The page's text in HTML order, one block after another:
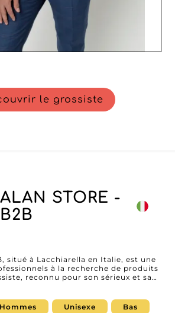
le grossiste
ALAN STORE -
B2B
situé à Lacchiarella en Italie, est une
à la recherche de produits
reconnu pour son sérieux et sa
revendeurs, ALAN STORE - B2B
Hommes Unisexe Bas